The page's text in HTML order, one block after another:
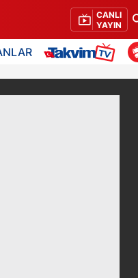
CANLI
YAYIN